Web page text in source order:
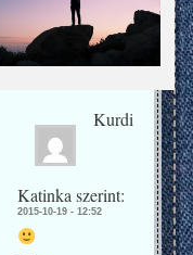
Kurdi
Katinka szerint:
2015-10-19 - 12:52